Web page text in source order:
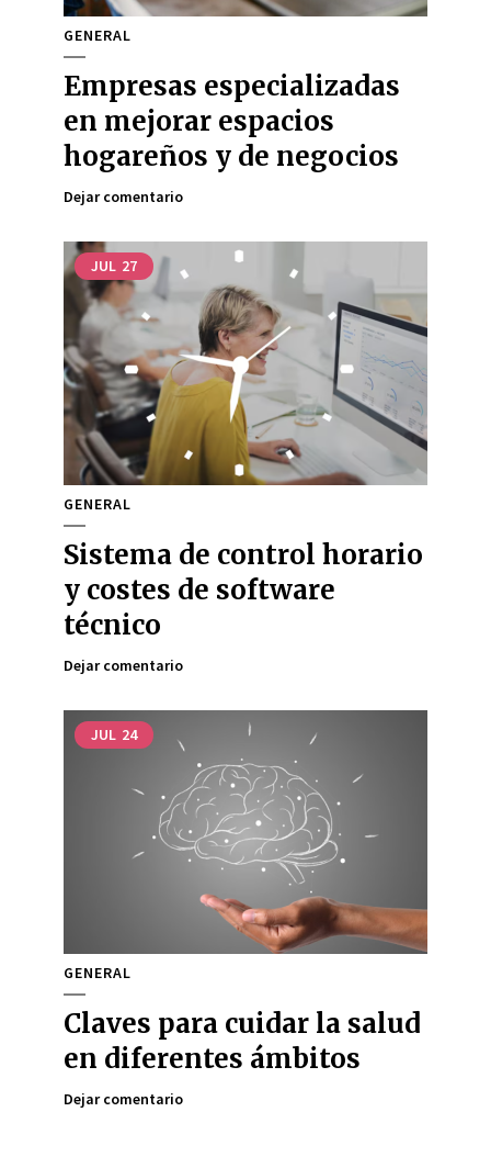
GENERAL
Empresas especializadas
en mejorar espacios
hogareños y de negocios
Dejar comentario
JUL 27
GENERAL
Sistema de control horario
y costes de software
técnico
Dejar comentario
JUL 24
GENERAL
Claves para cuidar la salud
en diferentes ámbitos
Dejar comentario